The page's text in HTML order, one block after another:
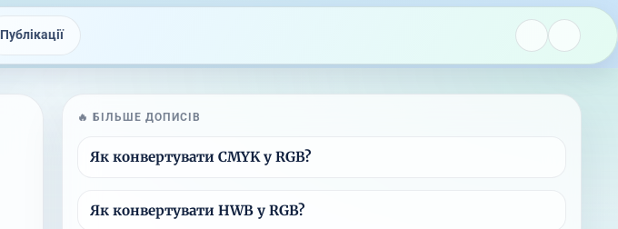
Публікації
🔥 БІЛЬШЕ ДОПИСІВ
Як конвертувати CMYK у RGB?
Як конвертувати HWB у RGB?